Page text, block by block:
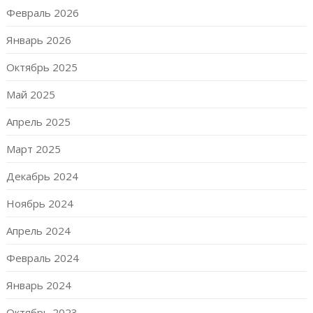
Февраль 2026
Январь 2026
Октябрь 2025
Май 2025
Апрель 2025
Март 2025
Декабрь 2024
Ноябрь 2024
Апрель 2024
Февраль 2024
Январь 2024